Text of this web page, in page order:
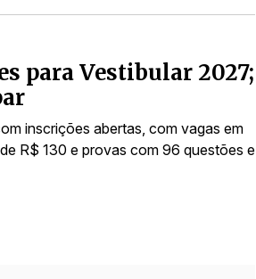
para Vestibular 2027;
inscrições abertas, com vagas em
R$ 130 e provas com 96 questões e